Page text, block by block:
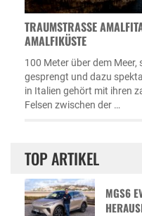
TRAUMSTRASSE
MALFIKÜSTE
100 Meter über dem
gesprengt und dazu
in Italien gehört mit ihren
Felsen zwischen der …
TOP ARTIKEL
MGS6